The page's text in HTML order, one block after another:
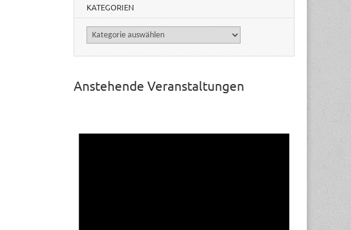
KATEGORIEN
Kategorien
Anstehende Veranstaltungen